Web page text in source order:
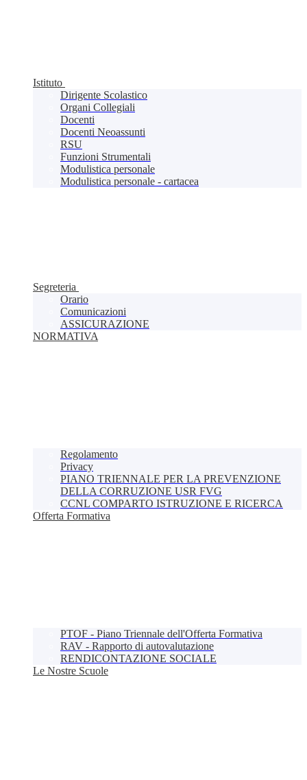
Istituto
Dirigente Scolastico
Organi Collegiali
Docenti
Docenti Neoassunti
RSU
Funzioni Strumentali
Modulistica personale
Modulistica personale - cartacea
Segreteria
Orario
Comunicazioni
ASSICURAZIONE
NORMATIVA
Regolamento
Privacy
PIANO TRIENNALE PER LA PREVENZIONE
DELLA CORRUZIONE USR FVG
CCNL COMPARTO ISTRUZIONE E RICERCA
Offerta Formativa
PTOF - Piano Triennale dell'Offerta Formativa
RAV - Rapporto di autovalutazione
RENDICONTAZIONE SOCIALE
Le Nostre Scuole